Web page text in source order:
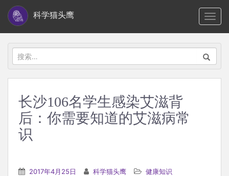
i
科学猫头鹰
搜
索：
长沙106名学生感染艾滋背
后：你需要知道的艾滋病常
识
2017年4月25日 科学猫头鹰 健康知识